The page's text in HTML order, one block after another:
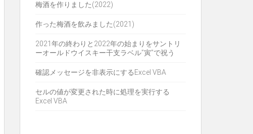
梅酒を作りました(2022)
作った梅酒を飲みました(2021)
2021年の終わりと2022年の始まりをサントリ
ーオールドウイスキー干支ラベル”寅”で祝う
確認メッセージを非表示にするExcel VBA
セルの値が変更された時に処理を実行する
Excel VBA